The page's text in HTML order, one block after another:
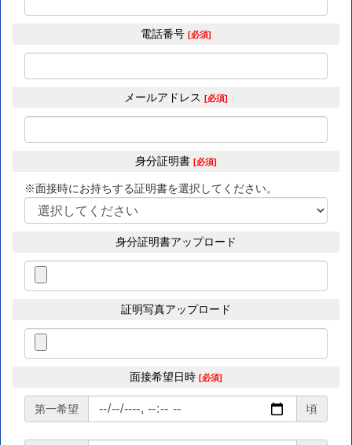
電話番号 [必須]
メールアドレス [必須]
身分証明書 [必須]
※面接時にお持ちする証明書を選択してください。
身分証明書アップロード
証明写真アップロード
面接希望日時 [必須]
第一希望 頃